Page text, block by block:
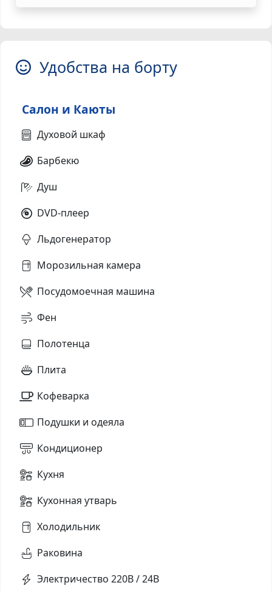
Удобства на борту
Салон и Каюты
Духовой шкаф
Барбекю
Душ
DVD-плеер
Льдогенератор
Морозильная камера
Посудомоечная машина
Фен
Полотенца
Плита
Кофеварка
Подушки и одеяла
Кондиционер
Кухня
Кухонная утварь
Холодильник
Раковина
Электричество 220В / 24В